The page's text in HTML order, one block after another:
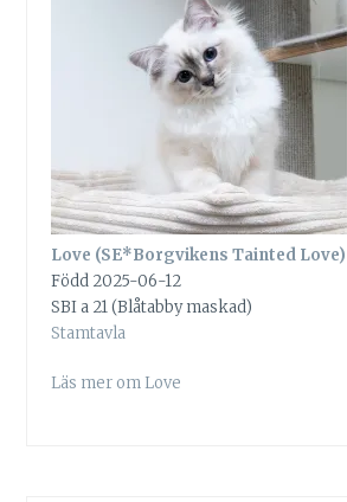
Love (SE*Borgvikens Tainted Love)
Född 2025-06-12
SBI a 21 (Blåtabby maskad)
Stamtavla
Läs mer om Love